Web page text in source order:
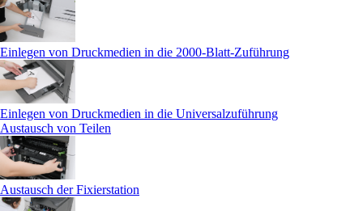
Einlegen von Druckmedien in die 2000-Blatt-Zuführung
Einlegen von Druckmedien in die Universalzuführung
Austausch von Teilen
Austausch der Fixierstation